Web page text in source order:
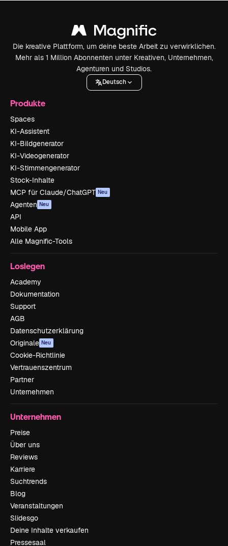
Die kreative Plattform, um deine beste Arbeit zu verwirklichen.
Mehr als 1 Million Abonnenten unter Kreativen, Unternehmen,
Agenturen und Studios.
Deutsch
Produkte
Spaces
KI-Assistent
KI-Bildgenerator
KI-Videogenerator
KI-Stimmengenerator
Stock-Inhalte
MCP für Claude/ChatGPT Neu
Agenten Neu
API
Mobile App
Alle Magnific-Tools
Loslegen
Academy
Dokumentation
Support
AGB
Datenschutzerklärung
Originale Neu
Cookie-Richtlinie
Vertrauenszentrum
Partner
Unternehmen
Unternehmen
Preise
Über uns
Reviews
Karriere
Suchtrends
Blog
Veranstaltungen
Slidesgo
Deine Inhalte verkaufen
Pressesaal